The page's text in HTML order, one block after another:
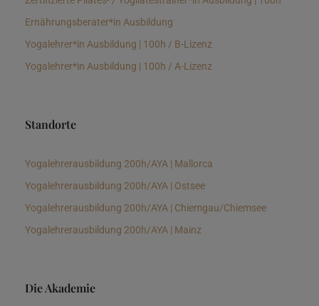
Ernährungsberater*in Ausbildung
Yogalehrer*in Ausbildung | 100h / B-Lizenz
Yogalehrer*in Ausbildung | 100h / A-Lizenz
Standorte
Yogalehrerausbildung 200h/AYA | Mallorca
Yogalehrerausbildung 200h/AYA | Ostsee
Yogalehrerausbildung 200h/AYA | Chiemgau/Chiemsee
Yogalehrerausbildung 200h/AYA | Mainz
Die Akademie